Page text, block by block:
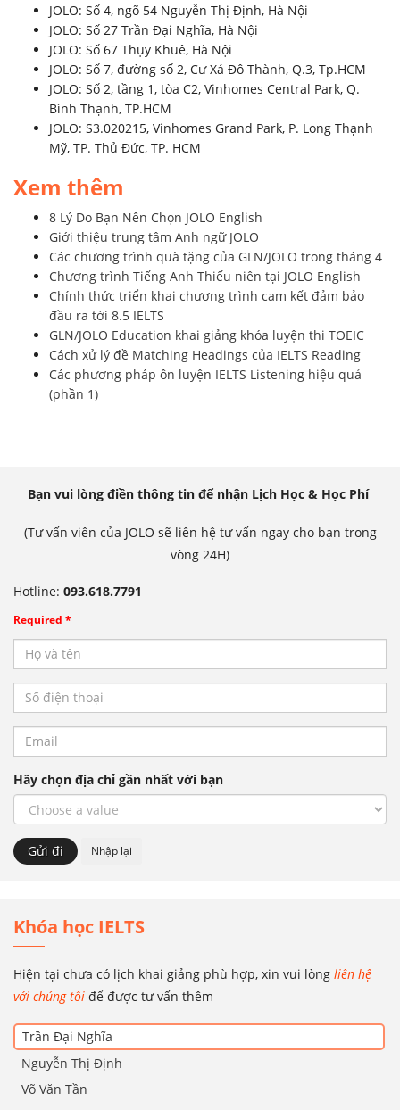
JOLO: Số 4, ngõ 54 Nguyễn Thị Định, Hà Nội
JOLO: Số 27 Trần Đại Nghĩa, Hà Nội
JOLO: Số 67 Thụy Khuê, Hà Nội
JOLO: Số 7, đường số 2, Cư Xá Đô Thành, Q.3, Tp.HCM
JOLO: Số 2, tầng 1, tòa C2, Vinhomes Central Park, Q.
Bình Thạnh, TP.HCM
JOLO: S3.020215, Vinhomes Grand Park, P. Long Thạnh
Mỹ, TP. Thủ Đức, TP. HCM
Xem thêm
8 Lý Do Bạn Nên Chọn JOLO English
Giới thiệu trung tâm Anh ngữ JOLO
Các chương trình quà tặng của GLN/JOLO trong tháng 4
Chương trình Tiếng Anh Thiếu niên tại JOLO English
Chính thức triển khai chương trình cam kết đảm bảo
đầu ra tới 8.5 IELTS
GLN/JOLO Education khai giảng khóa luyện thi TOEIC
Cách xử lý đề Matching Headings của IELTS Reading
Các phương pháp ôn luyện IELTS Listening hiệu quả
(phần 1)
Bạn vui lòng điền thông tin để nhận Lịch Học & Học Phí
(Tư vấn viên của JOLO sẽ liên hệ tư vấn ngay cho bạn trong
vòng 24H)
Hotline: 093.618.7791
Required *
Hãy chọn địa chỉ gần nhất với bạn
Khóa học IELTS
Hiện tại chưa có lịch khai giảng phù hợp, xin vui lòng liên hệ
với chúng tôi để được tư vấn thêm
Trần Đại Nghĩa
Nguyễn Thị Định
Võ Văn Tần